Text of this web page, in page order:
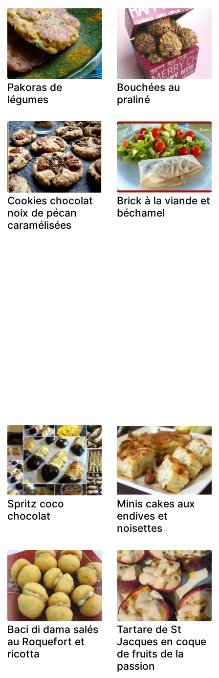
Pakoras de
légumes
Bouchées au
praliné
Cookies chocolat
noix de pécan
caramélisées
Brick à la viande et
béchamel
Spritz coco
chocolat
Minis cakes aux
endives et
noisettes
Baci di dama salés
au Roquefort et
ricotta
Tartare de St
Jacques en coque
de fruits de la
passion